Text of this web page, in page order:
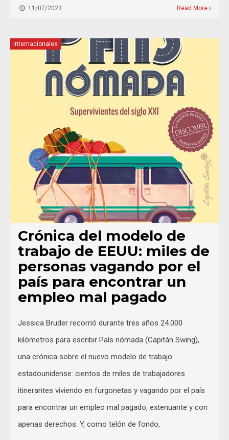
11/07/2023 Read More
Internacionales
Crónica del modelo de
trabajo de EEUU: miles de
personas vagando por el
país para encontrar un
empleo mal pagado
Jessica Bruder recorrió durante tres años 24.000
kilómetros para escribir País nómada (Capitán Swing),
una crónica sobre el nuevo modelo de trabajo
estadounidense: cientos de miles de trabajadores
itinerantes viviendo en furgonetas y vagando por el país
para encontrar un empleo mal pagado, extenuante y con
apenas derechos. Y, como telón de fondo,